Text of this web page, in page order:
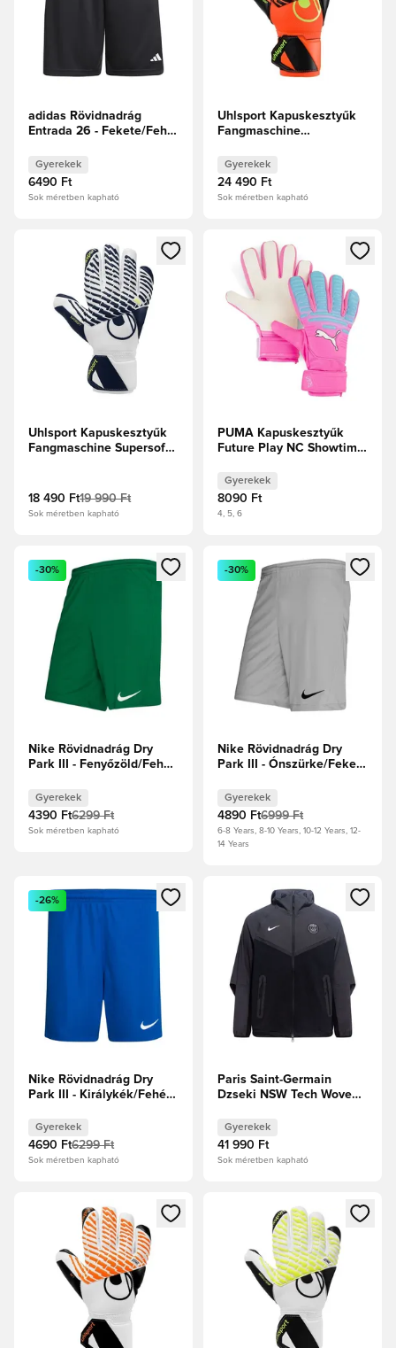
adidas Rövidnadrág
Entrada 26 - Fekete/Fehér
Gyerekek
6490 Ft
Sok méretben kapható
Uhlsport Kapuskesztyűk
Fangmaschine
Fluo piros/Fehér/Fluo
sárga Gyerek
Gyerekek
24 490 Ft
Sok méretben kapható
Megnyit egy modált a bejelentkezéshez vagy a tagként
Uhlsport Kapuskesztyűk
Fangmaschine Supersoft
18 490 Ft19 990 Ft
Sok méretben kapható
Megnyit egy modált a
PUMA Kapuskesztyűk
Future Play NC Showtime
Kék/PUMA Fehér Gyerek
Gyerekek
8090 Ft
4, 5, 6
Megnyit egy modált a bejelentkezéshez vagy a tagként
-30%
Nike Rövidnadrág Dry
Park III - Fenyőzöld/Fehér
Gyerekek
4390 Ft6299 Ft
Sok méretben kapható
Megnyit egy modált a
-30%
Nike Rövidnadrág Dry
Park III - Ónszürke/Fekete
Gyerekek
4890 Ft6999 Ft
6-8 Years, 8-10 Years, 10-12 Years, 12-
14 Years
Megnyit egy modált a bejelentkezéshez vagy a tagként
-26%
Nike Rövidnadrág Dry
Park III - Királykék/Fehér
Gyerekek
4690 Ft6299 Ft
Sok méretben kapható
Megnyit egy modált a
Paris Saint-Germain
Dzseki NSW Tech Woven
Gyerek
Gyerekek
41 990 Ft
Sok méretben kapható
Megnyit egy modált a bejelentkezéshez vagy a tagként
Megnyit egy modált a